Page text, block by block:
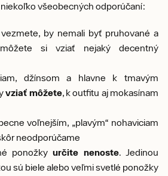
všeobecných odporúčaní:
by nemali byť pruhované a
si vziať nejaký decentný
džínsom a hlavne k tmavým
vziať môžete, k outfitu aj mokasínam
voľnejším, „plavým“ nohaviciam
neodporúčame
ponožkyurčite nenoste. Jedinou
sú biele alebo veľmi svetlé ponožky